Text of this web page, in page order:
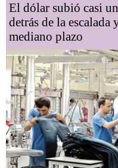
El dólar subió casi
detrás de la escalada
mediano plazo